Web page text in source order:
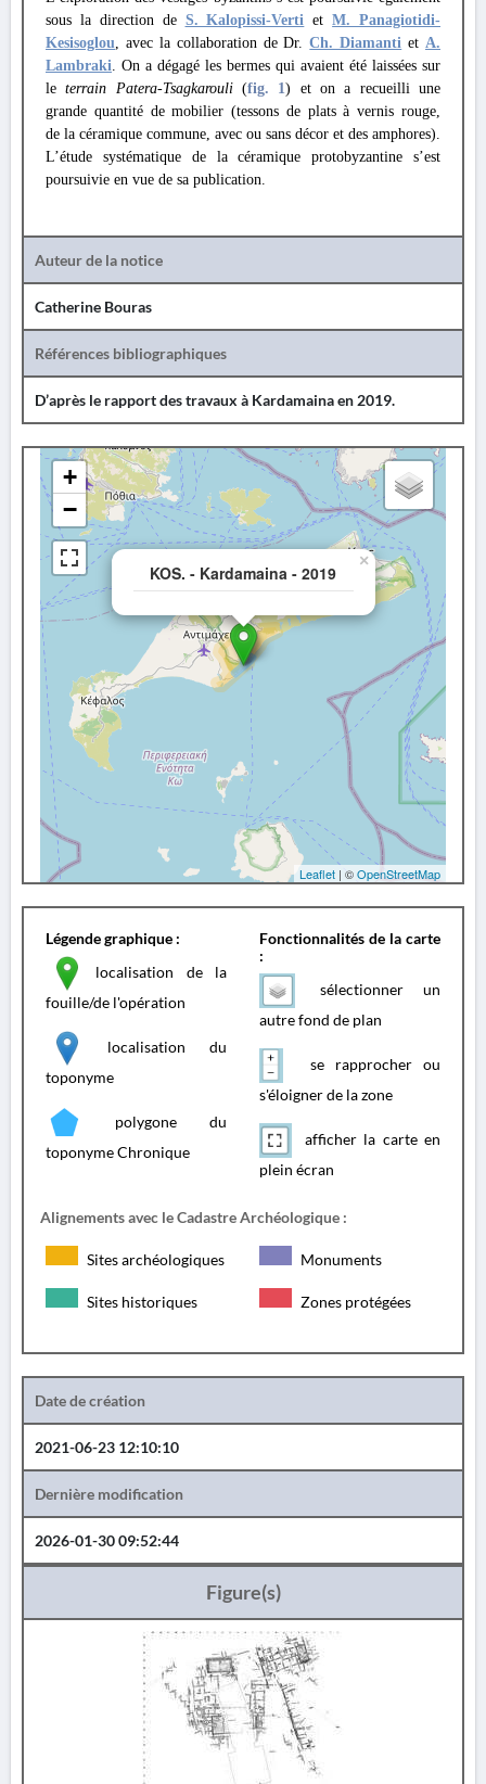
sous la direction de S. Kalopissi-Verti etM. Panagiotidi-
Kesisoglou, avec la collaboration de Dr.Ch. Diamanti etA.
Lambraki. On a dégagé les bermes qui avaient été laissées sur
leterrain Patera-Tsagkarouli(fig. 1) et on a recueilli une
grande quantité de mobilier (tessons de plats à vernis rouge,
de la céramique commune, avec ou sans décor et des amphores).
L’étude systématique de la céramique protobyzantine s’est
poursuivie en vue de sa publication.
Auteur de la notice
Catherine Bouras
Références bibliographiques
D’après le rapport des travaux à Kardamaina en 2019.
KOS. - Kardamaina - 2019
×
+
−
Leaflet | ©OpenStreetMap
Légende graphique :
localisation de la
fouille/de l'opération
localisation du
toponyme
polygone du
toponyme Chronique
Fonctionnalités de la carte
:
sélectionner un
autre fond de plan
se rapprocher ou
s'éloigner de la zone
afficher la carte en
plein écran
Alignements avec le Cadastre Archéologique :
Sites archéologiques Monuments
Sites historiques Zones protégées
Date de création
2021-06-23 12:10:10
Dernière modification
2026-01-30 09:52:44
Figure(s)